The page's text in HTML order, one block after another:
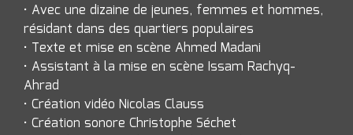
• Avec une dizaine de jeunes, femmes et hommes,
résidant dans des quartiers populaires
• Texte et mise en scène Ahmed Madani
• Assistant à la mise en scène Issam Rachyq-
Ahrad
• Création vidéo Nicolas Clauss
• Création sonore Christophe Séchet